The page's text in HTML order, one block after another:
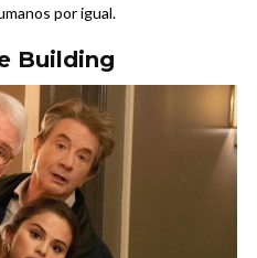
por igual.
Building